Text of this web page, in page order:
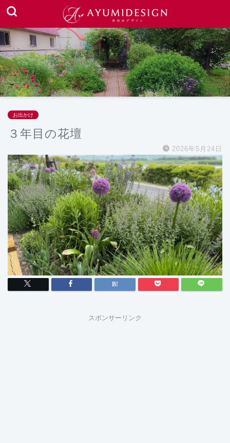
お出かけ
３年目の花壇
2026年5月24日
スポンサーリンク